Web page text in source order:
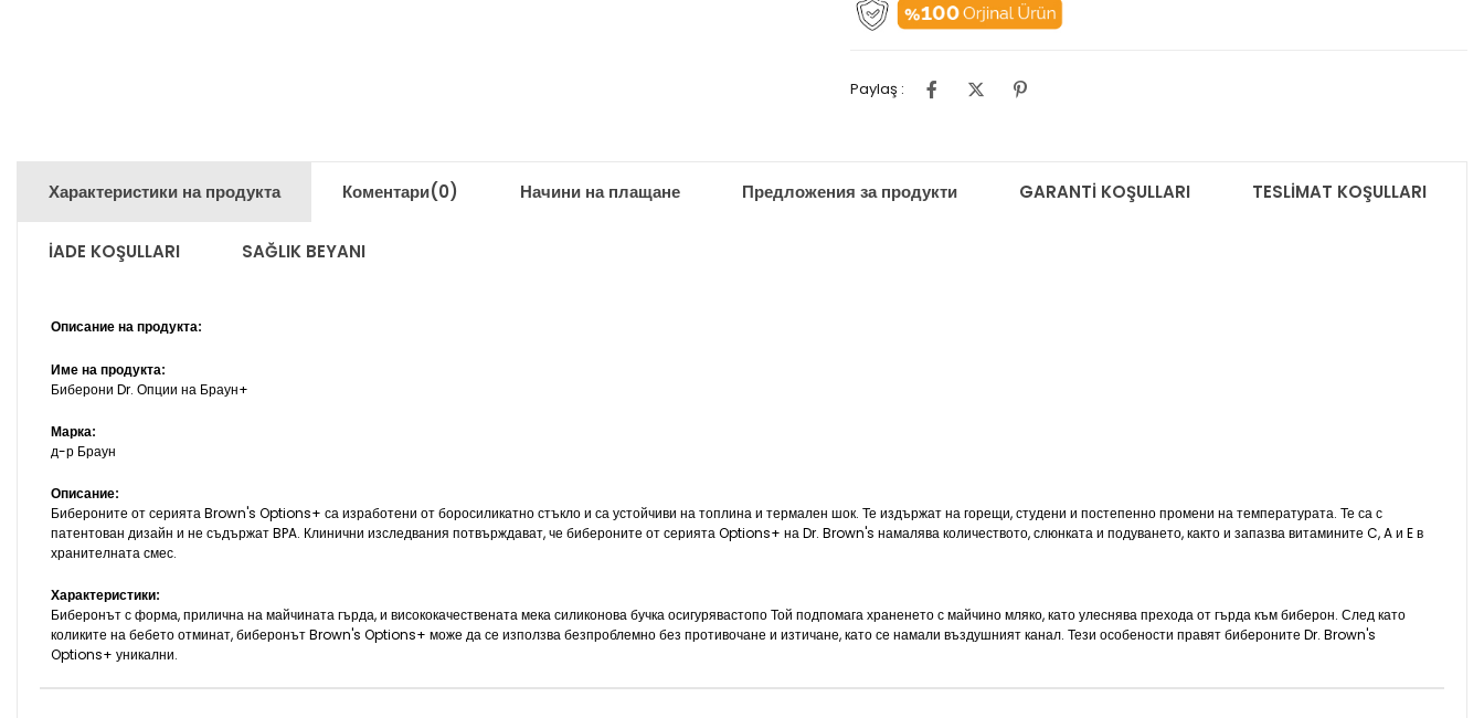
Paylaş :
Характеристики на продукта Коментари(0) Начини на плащане Предложения за продукти GARANTİ KOŞULLARI TESLİMAT KOŞULLARI
İADE KOŞULLARI SAĞLIK BEYANI
Описание на продукта:
Име на продукта:
Биберони Dr. Опции на Браун+
Марка:
д-р Браун
Описание:
Бибероните от серията Brown's Options+ са изработени от боросиликатно стъкло и са устойчиви на топлина и термален шок. Те издържат на горещи, студени и постепенно промени на температурата. Те са с
патентован дизайн и не съдържат BPA. Клинични изследвания потвърждават, че бибероните от серията Options+ на Dr. Brown's намалява количеството, слюнката и подуването, както и запазва витамините C, A и E в
хранителната смес.
Характеристики:
Биберонът с форма, прилична на майчината гърда, и висококачествената мека силиконова бучка осигурявастопо Той подпомага храненето с майчино мляко, като улеснява прехода от гърда към биберон. След като
коликите на бебето отминат, биберонът Brown's Options+ може да се използва безпроблемно без противочане и изтичане, като се намали въздушният канал. Тези особености правят бибероните Dr. Brown's
Options+ уникални.